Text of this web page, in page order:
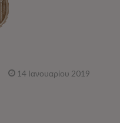
14 Ιανουαρίου 2019